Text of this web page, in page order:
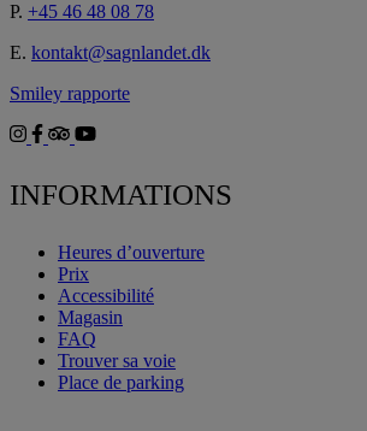
P. +45 46 48 08 78
E. kontakt@sagnlandet.dk
Smiley rapporte
INFORMATIONS
Heures d’ouverture
Prix
Accessibilité
Magasin
FAQ
Trouver sa voie
Place de parking